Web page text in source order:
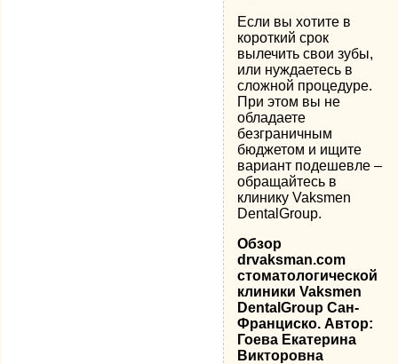
Если вы хотите в
короткий срок
вылечить свои зубы,
или нуждаетесь в
сложной процедуре.
При этом вы не
обладаете
безграничным
бюджетом и ищите
вариант подешевле –
обращайтесь в
клинику Vaksmen
DentalGroup.
Обзор
drvaksman.com
стоматологической
клиники Vaksmen
DentalGroup Сан-
Франциско. Автор:
Гоева Екатерина
Викторовна